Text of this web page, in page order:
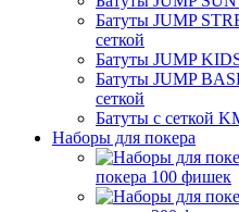
Батуты JUMP
сеткой
Батуты JUMP
Батуты JUMP
сеткой
Батуты с сеткой
Наборы для покера
покера 100 фишек